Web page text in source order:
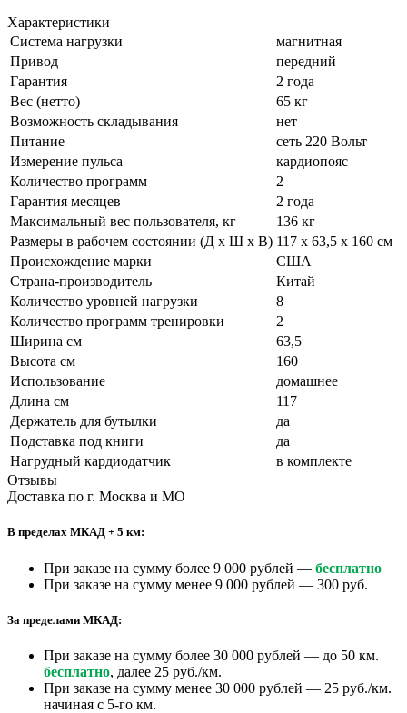
Характеристики
Система нагрузки
магнитная
Привод
передний
Гарантия
2 года
Вес (нетто)
65 кг
Возможность складывания
нет
Питание
сеть 220 Вольт
Измерение пульса
кардиопояс
Количество программ
2
Гарантия месяцев
2 года
Максимальный вес пользователя, кг
136 кг
Размеры в рабочем состоянии (Д х Ш х В) 117 х 63,5 х 160 см
Происхождение марки
США
Страна-производитель
Китай
Количество уровней нагрузки
8
Количество программ тренировки
2
Ширина см
63,5
Высота см
160
Использование
домашнее
Длина см
117
Держатель для бутылки
да
Подставка под книги
да
Нагрудный кардиодатчик
в комплекте
Отзывы
Доставка по г. Москва и МО
В пределах МКАД + 5 км:
При заказе на сумму более 9 000 рублей — бесплатно
При заказе на сумму менее 9 000 рублей — 300 руб.
За пределами МКАД:
При заказе на сумму более 30 000 рублей — до 50 км.
бесплатно, далее 25 руб./км.
При заказе на сумму менее 30 000 рублей — 25 руб./км.
начиная с 5-го км.